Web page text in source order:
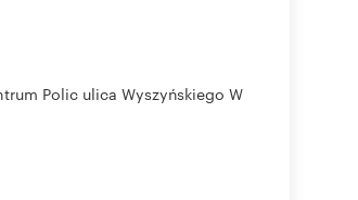
Polic ulica Wyszyńskiego W